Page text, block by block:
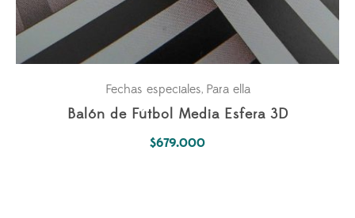
Fechas especiales, Para ella
Balón de Fútbol Media Esfera 3D
$679.000